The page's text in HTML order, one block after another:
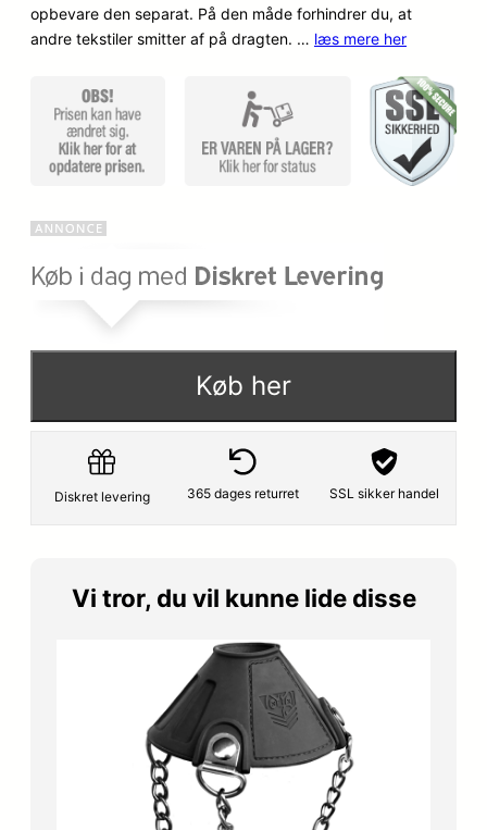
opbevare den separat. På den måde forhindrer du, at
andre tekstiler smitter af på dragten. … læs mere her
Køb her
Diskret levering 365 dages returret SSL sikker handel
Vi tror, du vil kunne lide disse